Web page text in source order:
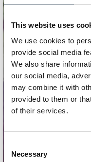
This website uses
We use cookies to
provide social media
We also share
our social media,
may combine it with
provided to them or
of their services.
Selection
Necessary